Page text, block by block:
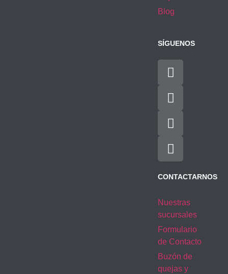
Blog
SÍGUENOS
CONTACTARNOS
Nuestras
sucursales
Formulario
de Contacto
Buzón de
quejas y